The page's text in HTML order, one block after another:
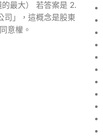
最大） 若答案是 2.
司」，這概念是股東
意權。